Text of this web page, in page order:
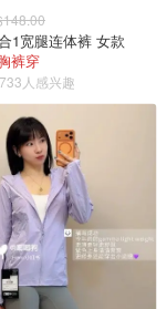
1宽腿连体裤 女款
裤穿
人感兴趣